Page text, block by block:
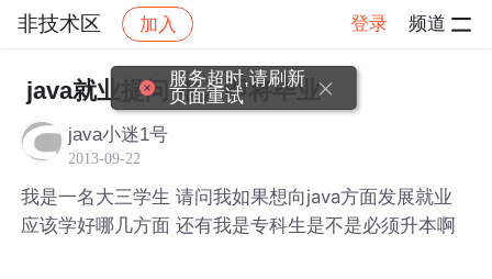
非技术区 加入 登录 频道
社区 非技术区 帖子详情
java就业提问 本人即将毕业
java小迷1号
2013-09-22
我是一名大三学生 请问我如果想向java方面发展就业
应该学好哪几方面 还有我是专科生是不是必须升本啊
服务超时,请刷新
页面重试